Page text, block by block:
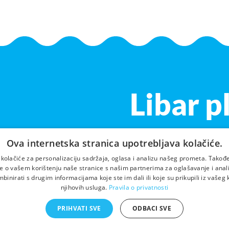
Libar
Ova internetska stranica upotrebljava kolačiće.
za personalizaciju sadržaja, oglasa i analizu našeg prometa.
o vašem korištenju naše stranice s našim partnerima za oglašavanje i
s drugim informacijama koje ste im dali ili koje su prikupili iz vašeg
njihovih usluga. Pravila o privatnosti
PRIHVATI SVE ODBACI SVE